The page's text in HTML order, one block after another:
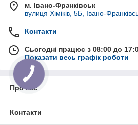
м. Івано-Франківськ
вулиця Хіміків, 5Б, Івано-
Контакти
Сьогодні працює з 08:00 до
Показати весь графік роботи
Про нас
Контакти